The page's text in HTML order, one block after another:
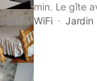
min. Le gîte
90x190 cm.
WiFi Jardin